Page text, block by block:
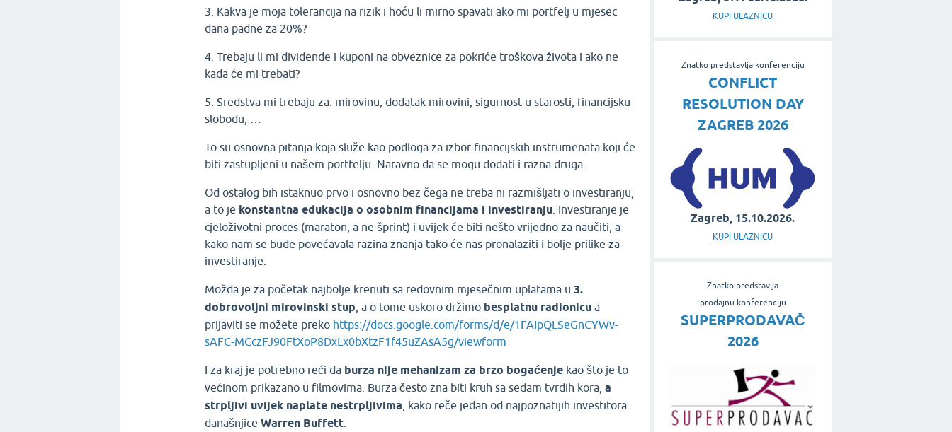
3. Kakva je moja tolerancija na rizik i hoću li mirno spavati ako mi portfelj u mjesec
dana padne za 20%?
4. Trebaju li mi dividende i kuponi na obveznice za pokriće troškova života i ako ne
kada će mi trebati?
5. Sredstva mi trebaju za: mirovinu, dodatak mirovini, sigurnost u starosti, financijsku
slobodu, …
To su osnovna pitanja koja služe kao podloga za izbor financijskih instrumenata koji će
biti zastupljeni u našem portfelju. Naravno da se mogu dodati i razna druga.
Od ostalog bih istaknuo prvo i osnovno bez čega ne treba ni razmišljati o investiranju,
a to je konstantna edukacija o osobnim financijama i investiranju . Investiranje je
cjeloživotni proces (maraton, a ne šprint) i uvijek će biti nešto vrijedno za naučiti, a
kako nam se bude povećavala razina znanja tako će nas pronalaziti i bolje prilike za
investiranje.
Možda je za početak najbolje krenuti sa redovnim mjesečnim uplatama u3.
dobrovoljni mirovinski stup , a o tome uskoro držimo besplatnu radionicu a
prijaviti se možete preko https://docs.google.com/forms/d/e/1FAIpQLSeGnCYWv-
sAFC-MCczFJ90FtXoP8DxLx0bXtzF1f45uZAsA5g/viewform
I za kraj je potrebno reći da burza nije mehanizam za brzo bogaćenje kao što je to
većinom prikazano u filmovima. Burza često zna biti kruh sa sedam tvrdih kora,a
strpljivi uvijek naplate nestrpljivima , kako reče jedan od najpoznatijih investitora
današnjiceWarren Buffett
KUPI ULAZNICU
Znatko predstavlja konferenciju
CONFLICT
RESOLUTION DAY
ZAGREB 2026
Zagreb, 15.10.2026.
KUPI ULAZNICU
Znatko predstavlja
prodajnu konferenciju
SUPERPRODAVAČ
2026